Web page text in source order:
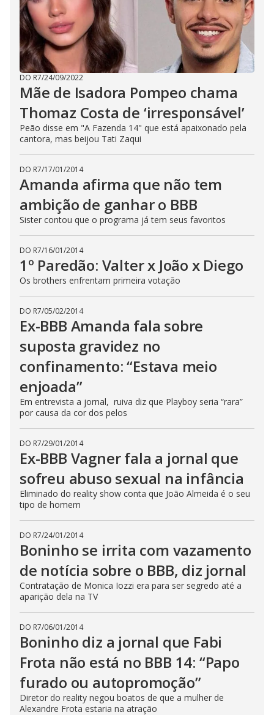
DO R7/24/09/2022
Mãe de Isadora Pompeo chama
Thomaz Costa de ‘irresponsável’
Peão disse em "A Fazenda 14" que está apaixonado pela
cantora, mas beijou Tati Zaqui
DO R7/17/01/2014
Amanda afirma que não tem
ambição de ganhar o BBB
Sister contou que o programa já tem seus favoritos
DO R7/16/01/2014
1º Paredão: Valter x João x Diego
Os brothers enfrentam primeira votação
DO R7/05/02/2014
Ex-BBB Amanda fala sobre
suposta gravidez no
confinamento: “Estava meio
enjoada”
Em entrevista a jornal, ruiva diz que Playboy seria “rara”
por causa da cor dos pelos
DO R7/29/01/2014
Ex-BBB Vagner fala a jornal que
sofreu abuso sexual na infância
Eliminado do reality show conta que João Almeida é o seu
tipo de homem
DO R7/24/01/2014
Boninho se irrita com vazamento
de notícia sobre o BBB, diz jornal
Contratação de Monica Iozzi era para ser segredo até a
aparição dela na TV
DO R7/06/01/2014
Boninho diz a jornal que Fabi
Frota não está no BBB 14: “Papo
furado ou autopromoção”
Diretor do reality negou boatos de que a mulher de
Alexandre Frota estaria na atração